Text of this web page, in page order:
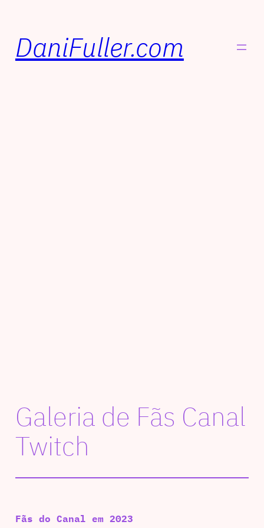
DaniFuller.com
Galeria de Fãs Canal
Twitch
Fãs do Canal em 2023